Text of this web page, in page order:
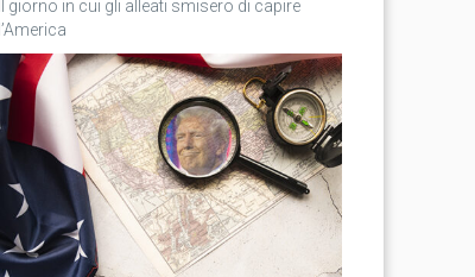
Il giorno in cui gli alleati smisero di capire
l’America